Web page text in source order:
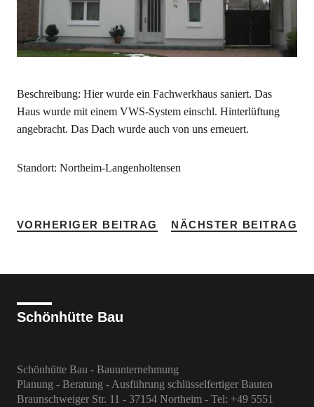
Beschreibung: Hier wurde ein Fachwerkhaus saniert. Das
Haus wurde mit einem VWS-System einschl. Hinterlüftung
angebracht. Das Dach wurde auch von uns erneuert.
Standort: Northeim-Langenholtensen
VORHERIGER BEITRAG NÄCHSTER BEITRAG
Schönhütte Bau
Schönhütte Bau - Bauunternehmung
Planung - Beratung - Ausführung schlüsselfertiger Bauten
Braunschweiger Str. 11 - 37154 Northeim - Tel: +49 5551